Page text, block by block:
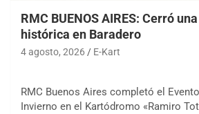
RMC BUENOS AIRES: Cerró
histórica en Baradero
4 agosto, 2026 E-Kart
RMC Buenos Aires completó el
Invierno en el Kartódromo «Ramiro